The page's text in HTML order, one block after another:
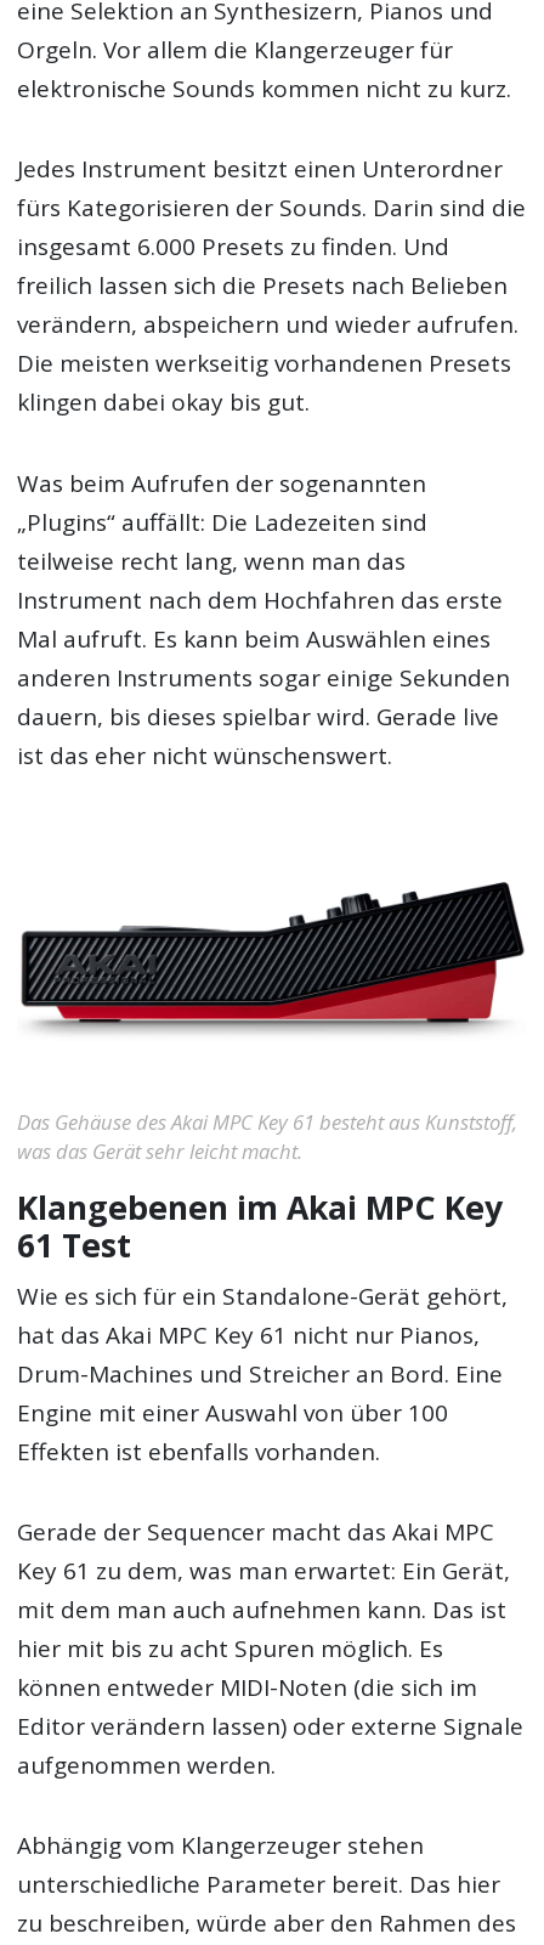
eine Selektion an Synthesizern, Pianos und
Orgeln. Vor allem die Klangerzeuger für
elektronische Sounds kommen nicht zu kurz.
Jedes Instrument besitzt einen Unterordner
fürs Kategorisieren der Sounds. Darin sind die
insgesamt 6.000 Presets zu finden. Und
freilich lassen sich die Presets nach Belieben
verändern, abspeichern und wieder aufrufen.
Die meisten werkseitig vorhandenen Presets
klingen dabei okay bis gut.
Was beim Aufrufen der sogenannten
„Plugins“ auffällt: Die Ladezeiten sind
teilweise recht lang, wenn man das
Instrument nach dem Hochfahren das erste
Mal aufruft. Es kann beim Auswählen eines
anderen Instruments sogar einige Sekunden
dauern, bis dieses spielbar wird. Gerade live
ist das eher nicht wünschenswert.
Das Gehäuse des Akai MPC Key 61 besteht aus Kunststoff,
was das Gerät sehr leicht macht.
Klangebenen im Akai MPC Key
61 Test
Wie es sich für ein Standalone-Gerät gehört,
hat das Akai MPC Key 61 nicht nur Pianos,
Drum-Machines und Streicher an Bord. Eine
Engine mit einer Auswahl von über 100
Effekten ist ebenfalls vorhanden.
Gerade der Sequencer macht das Akai MPC
Key 61 zu dem, was man erwartet: Ein Gerät,
mit dem man auch aufnehmen kann. Das ist
hier mit bis zu acht Spuren möglich. Es
können entweder MIDI-Noten (die sich im
Editor verändern lassen) oder externe Signale
aufgenommen werden.
Abhängig vom Klangerzeuger stehen
unterschiedliche Parameter bereit. Das hier
zu beschreiben, würde aber den Rahmen des